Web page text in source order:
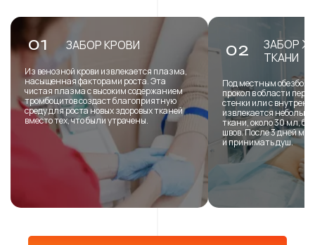
01 ЗАБОР КРОВИ
Из венозной крови извлекается плазма,
насыщенная факторами роста. Эта
чистая плазма с высоким содержанием
тромбоцитов создаст благоприятную
среду для роста новых здоровых тканей
вместо тех, что были утрачены.
02
ЗАБОР
ТКАНИ
Под местным
прокол в области
стенки или с
извлекается
ткани, около 30 мл,
швов. После 3 дней
и принимать душ.